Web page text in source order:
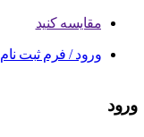
مقایسه کنید
ورود / فرم ثبت نام
ورود